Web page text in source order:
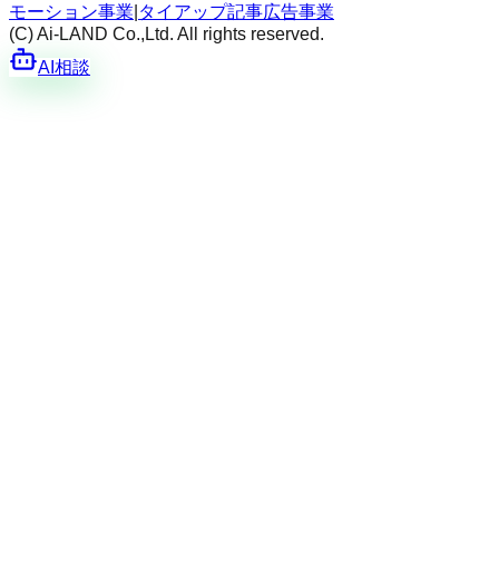
モーション事業 タイアップ記事広告事業
(C) Ai-LAND Co.,Ltd. All rights reserved.
AI相談